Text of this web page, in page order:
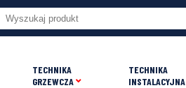
TECHNIKA
GRZEWCZA
TECHNIKA
INSTALACYJNA